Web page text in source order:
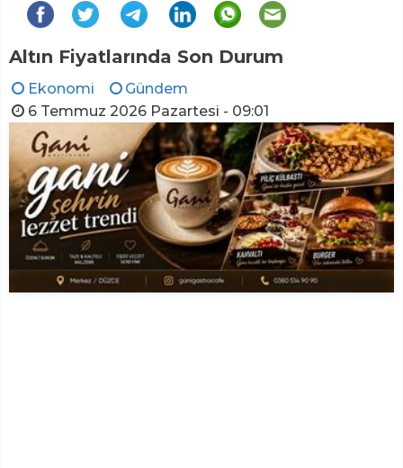
Altın Fiyatlarında Son Durum
Ekonomi
Gündem
6 Temmuz 2026 Pazartesi - 09:01